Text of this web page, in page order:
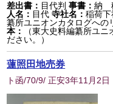
差出書： 目代判 事書：納
人名： 目代 寺社名：稲荷下
纂所ユニオンカタログへの
本：
（東大史料編纂所ユ
ださい。）
蓮照田地売券
ト函/70/9/ 正安3年11月2日